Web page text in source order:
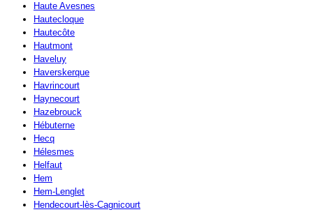
Haute Avesnes
Hautecloque
Hautecôte
Hautmont
Haveluy
Haverskerque
Havrincourt
Haynecourt
Hazebrouck
Hébuterne
Hecq
Hélesmes
Helfaut
Hem
Hem-Lenglet
Hendecourt-lès-Cagnicourt